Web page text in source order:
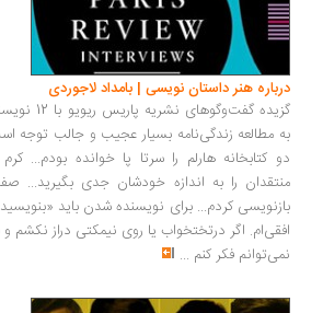
درباره هنر داستان نویسی | بامداد لاجوردی
گزیده
دو کتابخانه هارلم را سرتا پا خوانده بودم...
بازنویسی کردم... برای نویسنده شدن باید
افقی‌ام. اگر درتختخواب یا روی نیمکتی دراز نکشم و
نمی‌توانم فکر کنم ...